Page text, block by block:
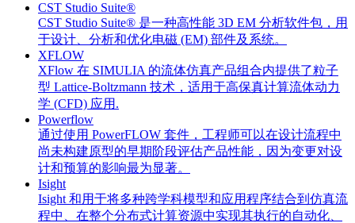
CST Studio Suite®
CST Studio Suite® 是一种高性能 3D EM 分析软件包，用
于设计、分析和优化电磁 (EM) 部件及系统。
XFLOW
XFlow 在 SIMULIA 的流体仿真产品组合内提供了粒子
型 Lattice-Boltzmann 技术，适用于高保真计算流体动力
学 (CFD) 应用.
Powerflow
通过使用 PowerFLOW 套件，工程师可以在设计流程中
尚未构建原型的早期阶段评估产品性能，因为变更对设
计和预算的影响最为显著。
Isight
Isight 和用于将多种跨学科模型和应用程序结合到仿真流
程中、在整个分布式计算资源中实现其执行的自动化、